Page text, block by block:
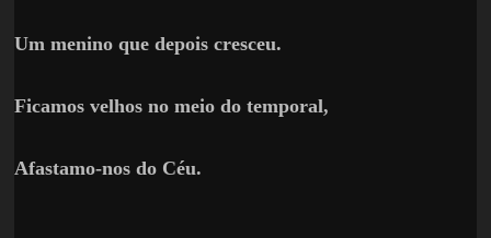
Um menino que depois cresceu.
Ficamos velhos no meio do temporal,
Afastamo-nos do Céu.